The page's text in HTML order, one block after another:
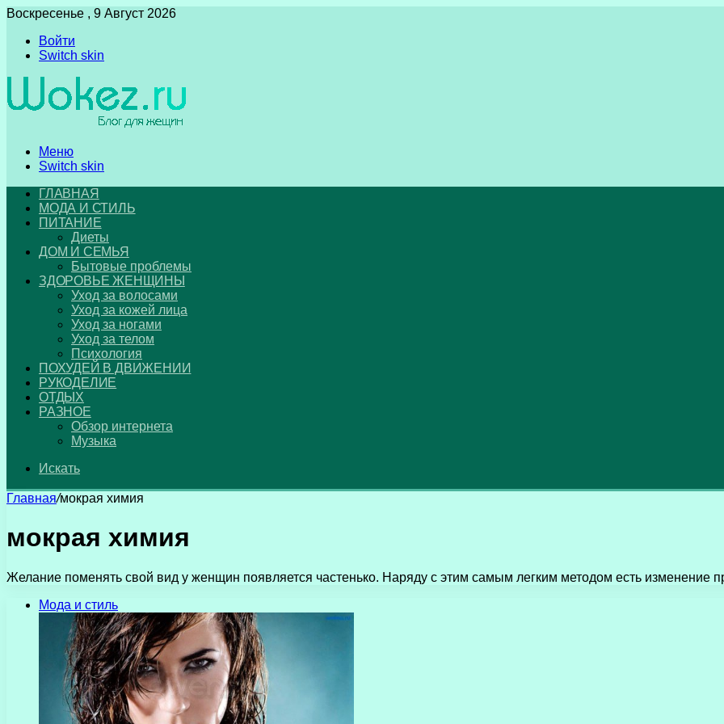
Воскресенье , 9 Август 2026
Войти
Switch skin
Меню
Switch skin
ГЛАВНАЯ
МОДА И СТИЛЬ
ПИТАНИЕ
Диеты
ДОМ И СЕМЬЯ
Бытовые проблемы
ЗДОРОВЬЕ ЖЕНЩИНЫ
Уход за волосами
Уход за кожей лица
Уход за ногами
Уход за телом
Психология
ПОХУДЕЙ В ДВИЖЕНИИ
РУКОДЕЛИЕ
ОТДЫХ
РАЗНОЕ
Обзор интернета
Музыка
Искать
Главная/мокрая химия
мокрая химия
Желание поменять свой вид у женщин появляется частенько. Наряду с этим самым легким методом есть изменение
Мода и стиль